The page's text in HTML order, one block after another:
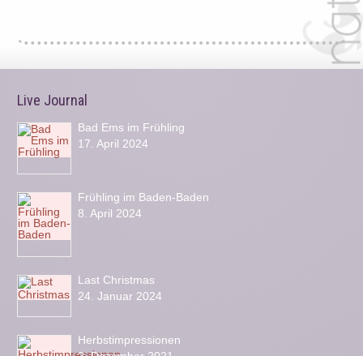
Live Journal
Bad Ems im Frühling
17. April 2024
Frühling im Baden-Baden
8. April 2024
Last Christmas
24. Januar 2024
Herbstimpressionen